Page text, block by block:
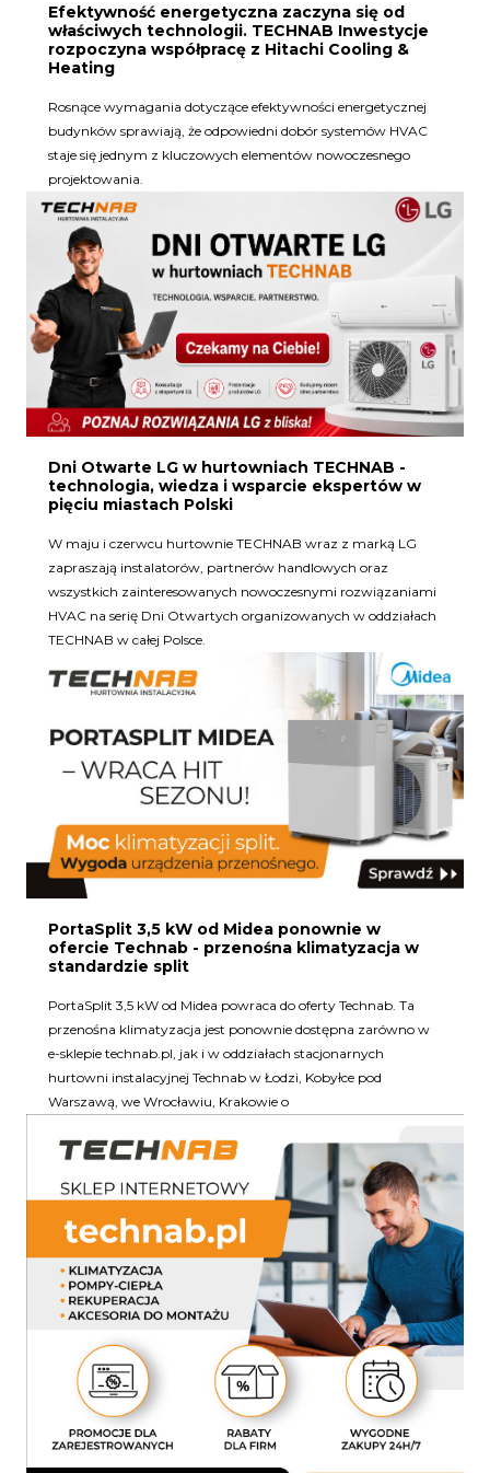
Efektywność energetyczna zaczyna się od
właściwych technologii. TECHNAB Inwestycje
rozpoczyna współpracę z Hitachi Cooling &
Heating
Rosnące wymagania dotyczące efektywności energetycznej
budynków sprawiają, że odpowiedni dobór systemów HVAC
staje się jednym z kluczowych elementów nowoczesnego
projektowania.
Dni Otwarte LG w hurtowniach TECHNAB -
technologia, wiedza i wsparcie ekspertów w
pięciu miastach Polski
W maju i czerwcu hurtownie TECHNAB wraz z marką LG
zapraszają instalatorów, partnerów handlowych oraz
wszystkich zainteresowanych nowoczesnymi rozwiązaniami
HVAC na serię Dni Otwartych organizowanych w oddziałach
TECHNAB w całej Polsce.
PortaSplit 3,5 kW od Midea ponownie w
ofercie Technab - przenośna klimatyzacja w
standardzie split
PortaSplit 3,5 kW od Midea powraca do oferty Technab. Ta
przenośna klimatyzacja jest ponownie dostępna zarówno w
e-sklepie technab.pl, jak i w oddziałach stacjonarnych
hurtowni instalacyjnej Technab w Łodzi, Kobyłce pod
Warszawą, we Wrocławiu, Krakowie o